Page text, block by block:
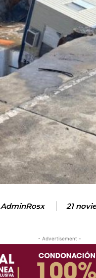
AdminRosx 21
- Advertisement -